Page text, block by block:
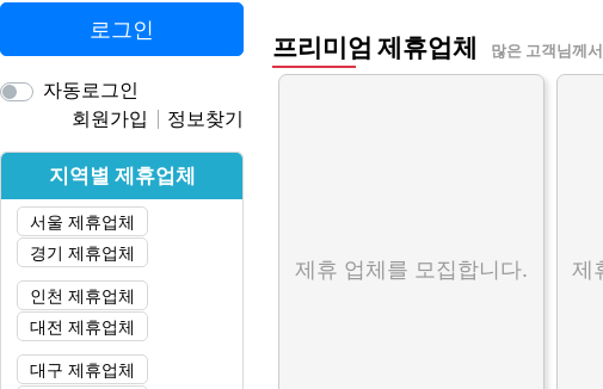
프리미엄 제휴업체 많은 고객님께
제휴 업체를 모집합니다. 제
로그인
자동로그인
회원가입
정보찾기
지역별 제휴업체
서울 제휴업체
경기 제휴업체
인천 제휴업체
대전 제휴업체
대구 제휴업체